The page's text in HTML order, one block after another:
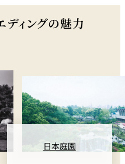
ディングの魅力
日本庭園